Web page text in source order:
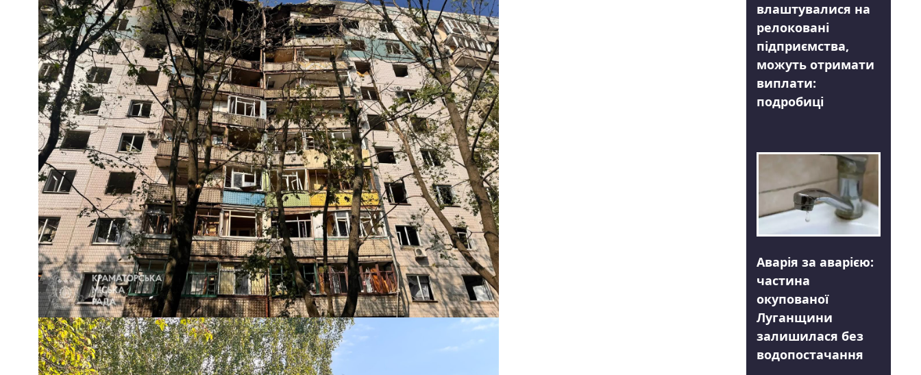
влаштувалися на
релоковані
підприємства,
можуть отримати
виплати:
подробиці
Аварія за аварією:
частина
окупованої
Луганщини
залишилася без
водопостачання